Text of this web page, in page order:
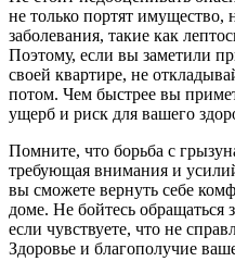
не только портят имущество,
заболевания, такие как
Поэтому, если вы заметили
своей квартире, не
потом. Чем быстрее вы
ущерб и риск для вашего
Помните, что борьба с
требующая внимания и
вы сможете вернуть себе
доме. Не бойтесь
если чувствуете, что не
Здоровье и благополучие